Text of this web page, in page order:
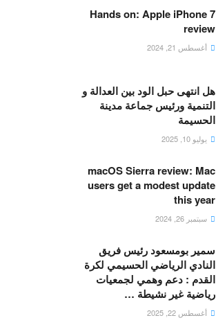
Hands on: Apple iPhone 7
review
أغسطس 21, 2024
هل انتهى حبل الود بين العدالة و
التنمية ورئيس جماعة مدينة
الحسيمة
يوليو 10, 2025
macOS Sierra review: Mac
users get a modest update
this year
سبتمبر 26, 2024
سمير بومسعود رئيس فريق
النادي الرياضي الحسيمي لكرة
القدم : دعم وهمي لجمعيات
رياضية غير نشيطة …
أغسطس 22, 2025